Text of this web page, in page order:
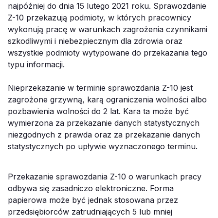
najpóźniej do dnia 15 lutego 2021 roku. Sprawozdanie
Z-10 przekazują podmioty, w których pracownicy
wykonują pracę w warunkach zagrożenia czynnikami
szkodliwymi i niebezpiecznym dla zdrowia oraz
wszystkie podmioty wytypowane do przekazania tego
typu informacji.
Nieprzekazanie w terminie sprawozdania Z-10 jest
zagrożone grzywną, karą ograniczenia wolności albo
pozbawienia wolności do 2 lat. Kara ta może być
wymierzona za przekazanie danych statystycznych
niezgodnych z prawda oraz za przekazanie danych
statystycznych po upływie wyznaczonego terminu.
Przekazanie sprawozdania Z-10 o warunkach pracy
odbywa się zasadniczo elektroniczne. Forma
papierowa może być jednak stosowana przez
przedsiębiorców zatrudniających 5 lub mniej